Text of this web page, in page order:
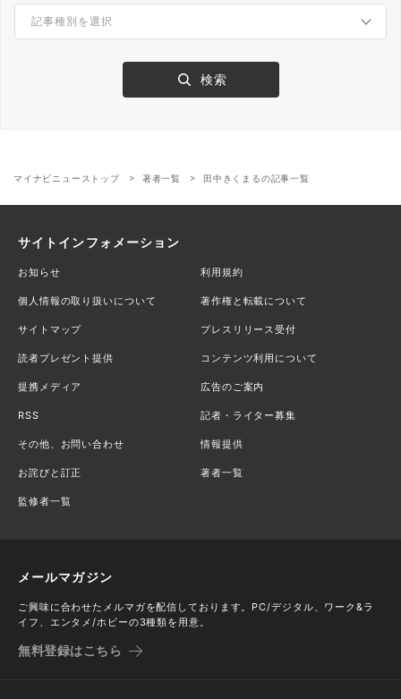
マイナビニューストップ 著者一覧 田中きくまるの記事一覧
サイトインフォメーション
お知らせ 利用規約
個人情報の取り扱いについて 著作権と転載について
サイトマップ プレスリリース受付
読者プレゼント提供 コンテンツ利用について
提携メディア 広告のご案内
RSS 記者・ライター募集
その他、お問い合わせ 情報提供
お詫びと訂正 著者一覧
監修者一覧
メールマガジン
ご興味に合わせたメルマガを配信しております。PC/デジタル、ワーク&ラ
イフ、エンタメ/ホビーの3種類を用意。
無料登録はこちら